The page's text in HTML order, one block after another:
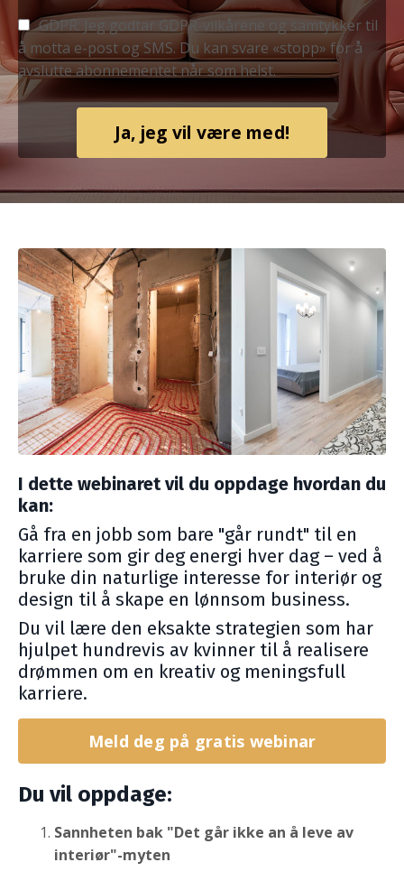
GDPR: Jeg godtar GDPR-vilkårene og samtykker til
å motta e-post og SMS. Du kan svare «stopp» for å
avslutte abonnementet når som helst.
Ja, jeg vil være med!
I dette webinaret vil du oppdage hvordan du
kan:
Gå fra en jobb som bare "går rundt" til en
karriere som gir deg energi hver dag – ved å
bruke din naturlige interesse for interiør og
design til å skape en lønnsom business.
Du vil lære den eksakte strategien som har
hjulpet hundrevis av kvinner til å realisere
drømmen om en kreativ og meningsfull
karriere.
Meld deg på gratis webinar
Du vil oppdage:
Sannheten bak "Det går ikke an å leve av
interiør"-myten